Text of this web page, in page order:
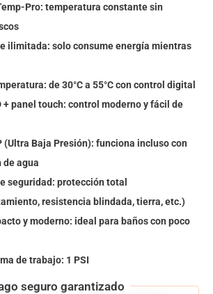
Pro: temperatura constante sin
ilimitada: solo consume energía mientras
de 30°C a 55°C con control digital
+ panel touch: control moderno y fácil de
(Ultra Baja Presión): funciona incluso con
de agua
seguridad: protección total
resistencia blindada, tierra, etc.)
y moderno: ideal para baños con poco
de trabajo: 1 PSI
seguro garantizado